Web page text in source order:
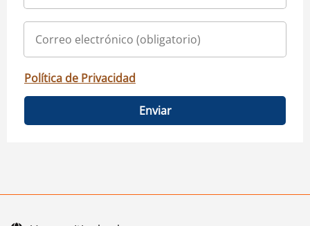
Política de Privacidad
Enviar